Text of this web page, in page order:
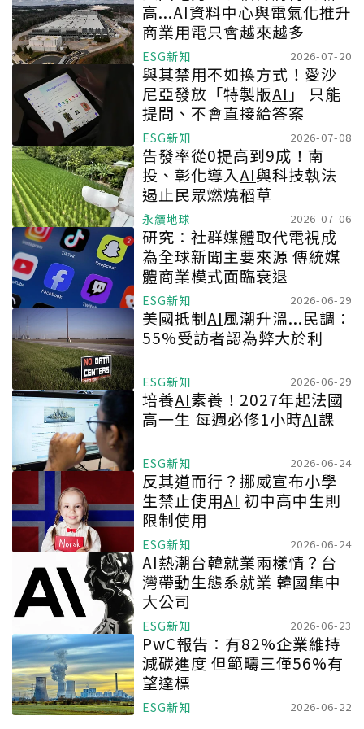
高...AI資料中心與電氣化推升
商業用電只會越來越多
ESG新知 2026-07-20
與其禁用不如換方式！愛沙
尼亞發放「特製版AI 」 只能
提問、不會直接給答案
ESG新知 2026-07-08
告發率從0提高到9成！南
投、彰化導入AI與科技執法
遏止民眾燃燒稻草
永續地球 2026-07-06
研究：社群媒體取代電視成
為全球新聞主要來源 傳統媒
體商業模式面臨衰退
ESG新知 2026-06-29
美國抵制AI風潮升溫...民調：
55%受訪者認為弊大於利
ESG新知 2026-06-29
培養AI素養！2027年起法國
高一生 每週必修1小時AI課
ESG新知 2026-06-24
反其道而行？挪威宣布小學
生禁止使用AI 初中高中生則
限制使用
ESG新知 2026-06-24
AI熱潮台韓就業兩樣情？台
灣帶動生態系就業 韓國集中
大公司
ESG新知 2026-06-23
PwC報告：有82%企業維持
減碳進度 但範疇三僅56%有
望達標
ESG新知 2026-06-22